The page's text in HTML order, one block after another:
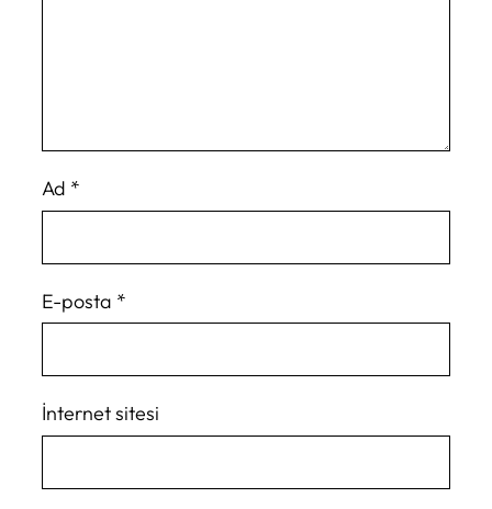
Ad *
E-posta *
İnternet sitesi